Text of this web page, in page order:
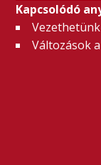
Kapcsolódó
Változások